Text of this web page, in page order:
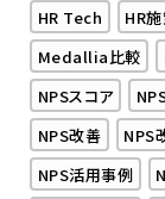
HR Tech
HR
Medallia比較
NPSスコア
NPS改善
NPS
NPS活用事例